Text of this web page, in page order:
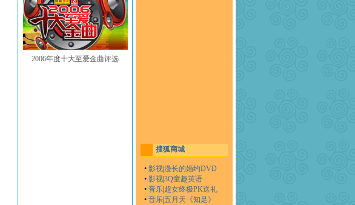
2006年度十大至爱金曲评选
搜狐商城
• 影视漫长的婚约DVD
• 影视3Q童趣英语
• 音乐 超女终极PK送礼
• 音乐五月天《知足》